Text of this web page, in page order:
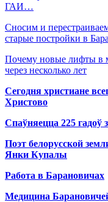
ГАИ…
Сносим и
старые постройки в
Почему новые лифты в
через несколько лет
Сегодня христиане
Христово
Спаўняецца 225 гадоў
Поэт белорусской
Янки Купалы
Работа в Барановичах
Медицина